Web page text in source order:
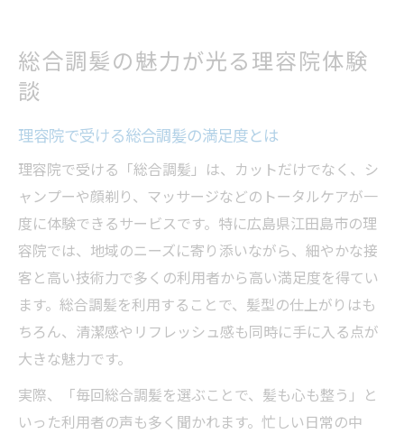
総合調髪の魅力が光る理容院体験
談
理容院で受ける総合調髪の満足度とは
理容院で受ける「総合調髪」は、カットだけでなく、シ
ャンプーや顔剃り、マッサージなどのトータルケアが一
度に体験できるサービスです。特に広島県江田島市の理
容院では、地域のニーズに寄り添いながら、細やかな接
客と高い技術力で多くの利用者から高い満足度を得てい
ます。総合調髪を利用することで、髪型の仕上がりはも
ちろん、清潔感やリフレッシュ感も同時に手に入る点が
大きな魅力です。
実際、「毎回総合調髪を選ぶことで、髪も心も整う」と
いった利用者の声も多く聞かれます。忙しい日常の中